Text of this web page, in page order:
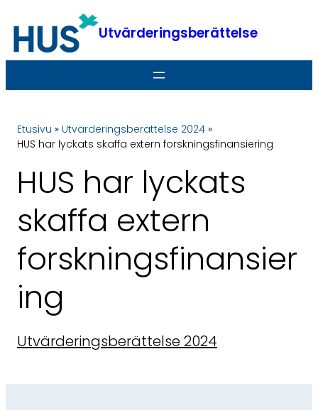
till
innehåll
Utvärderingsberättelse
Etusivu » Utvärderingsberättelse 2024 »
HUS har lyckats skaffa extern forskningsfinansiering
HUS har lyckats
skaffa extern
forskningsfinansier
ing
Utvärderingsberättelse 2024